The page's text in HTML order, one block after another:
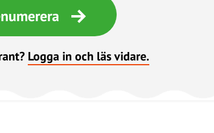
Logga in och läs vidare.